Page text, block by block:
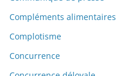
Compléments alimentaires
Complotisme
Concurrence